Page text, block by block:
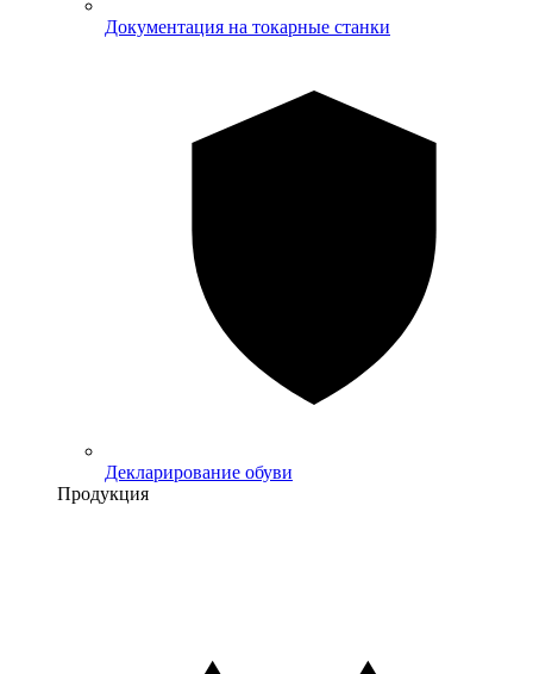
Документация на токарные станки
Декларирование обуви
Продукция